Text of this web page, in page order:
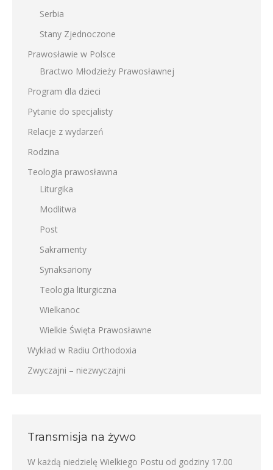
Serbia
Stany Zjednoczone
Prawosławie w Polsce
Bractwo Młodzieży Prawosławnej
Program dla dzieci
Pytanie do specjalisty
Relacje z wydarzeń
Rodzina
Teologia prawosławna
Liturgika
Modlitwa
Post
Sakramenty
Synaksariony
Teologia liturgiczna
Wielkanoc
Wielkie Święta Prawosławne
Wykład w Radiu Orthodoxia
Zwyczajni – niezwyczajni
Transmisja na żywo
W każdą niedzielę Wielkiego Postu od godziny 17.00